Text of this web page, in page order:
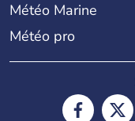
Météo Marine
Météo pro